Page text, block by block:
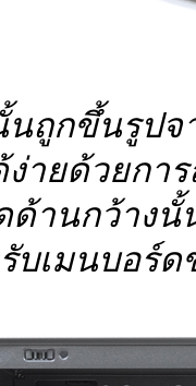
นถูกขึ้นรูปจ
ง่ายด้วยกา
ด้านกว้าง
บเมนบอร์